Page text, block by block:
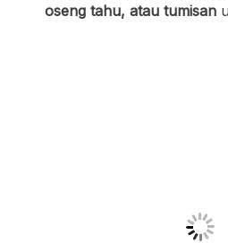
oseng tahu, atau tumisan